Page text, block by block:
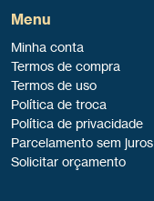
Menu
Minha conta
Termos de compra
Termos de uso
Política de troca
Política de privacidade
Parcelamento sem juros
Solicitar orçamento